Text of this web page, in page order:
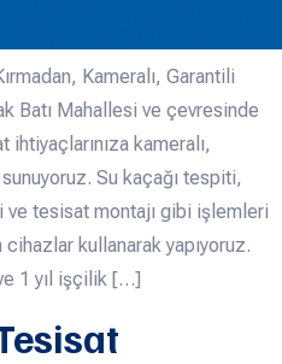
Kameralı, Garantili
Batı Mahallesi ve çevresinde
kameralı,
Su kaçağı tespiti,
ve tesisat montajı gibi işlemleri
kullanarak yapıyoruz.
1 yıl işçilik […]